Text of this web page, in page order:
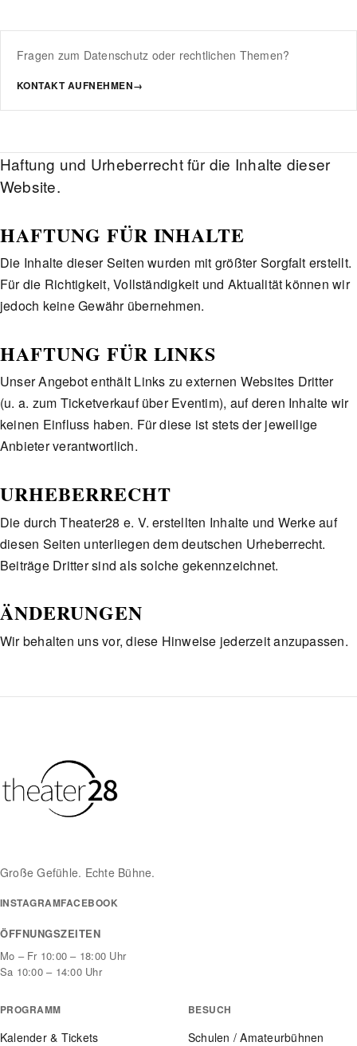
Fragen zum Datenschutz oder rechtlichen Themen?
KONTAKT AUFNEHMEN→
Haftung und Urheberrecht für die Inhalte dieser
Website.
HAFTUNG FÜR INHALTE
Die Inhalte dieser Seiten wurden mit größter Sorgfalt erstellt.
Für die Richtigkeit, Vollständigkeit und Aktualität können wir
jedoch keine Gewähr übernehmen.
HAFTUNG FÜR LINKS
Unser Angebot enthält Links zu externen Websites Dritter
(u. a. zum Ticketverkauf über Eventim), auf deren Inhalte wir
keinen Einfluss haben. Für diese ist stets der jeweilige
Anbieter verantwortlich.
URHEBERRECHT
Die durch Theater28 e. V. erstellten Inhalte und Werke auf
diesen Seiten unterliegen dem deutschen Urheberrecht.
Beiträge Dritter sind als solche gekennzeichnet.
ÄNDERUNGEN
Wir behalten uns vor, diese Hinweise jederzeit anzupassen.
Große Gefühle. Echte Bühne.
INSTAGRAMFACEBOOK
ÖFFNUNGSZEITEN
Mo – Fr 10:00 – 18:00 Uhr
Sa 10:00 – 14:00 Uhr
PROGRAMM
Kalender & Tickets
BESUCH
Schulen / Amateurbühnen